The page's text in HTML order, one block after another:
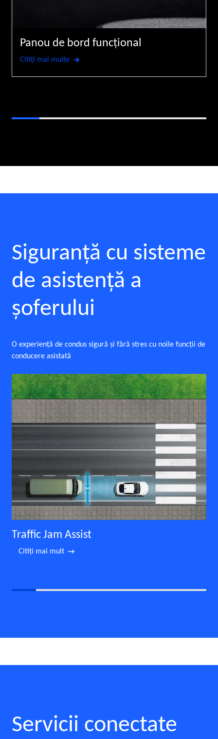
Panou de bord funcţional
Citiţi mai multe
Siguranţă cu sisteme
de asistenţă a
şoferului
O experienţă de condus sigură şi fără stres cu noile funcţii de
conducere asistată
Traffic Jam Assist
Citiţi mai mult
Servicii conectate